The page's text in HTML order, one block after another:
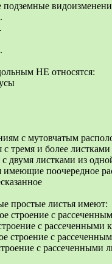
подземные
НЕ относятся:
с мутовчатым
с тремя и более
с двумя листками из
имеющие поочередное
простые листья имеют:
строение с
с рассеченными
строение с
с